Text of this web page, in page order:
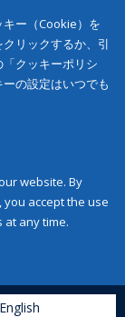
ー（Cookie）を
リックするか、引
クッキーポリシ
の設定はいつでも
website. By
accept the use
at any time.
English